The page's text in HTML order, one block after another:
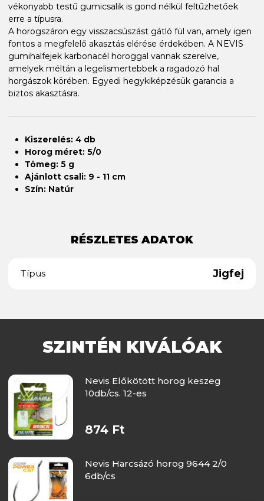
vékonyabb testű gumicsalik is gond nélkül feltűzhetőek
erre a típusra.
A horogszáron egy visszacsúszást gátló fül van, amely igen
fontos a megfelelő akasztás elérése érdekében. A NEVIS
gumihalfejek karbonacél horoggal vannak szerelve,
amelyek méltán a legelismertebbek a ragadozó hal
horgászok körében. Egyedi hegykiképzésük garancia a
biztos akasztásra.
Kiszerelés: 4 db
Horog méret: 5/0
Tömeg: 5 g
Ajánlott csali: 9 - 11 cm
Szín: Natúr
RÉSZLETES ADATOK
Típus Jigfej
SZINTÉN KIVÁLÓAK
Nevis Előkötött horog keszeg
10db/cs. 12-es
874 Ft
Nevis Harcsázó horog 9644 2/0
6db/cs